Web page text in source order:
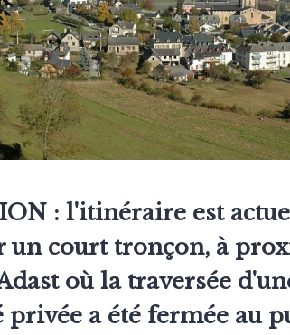
: l'itinéraire est
un court tronçon, à
où la traversée
a été fermée au